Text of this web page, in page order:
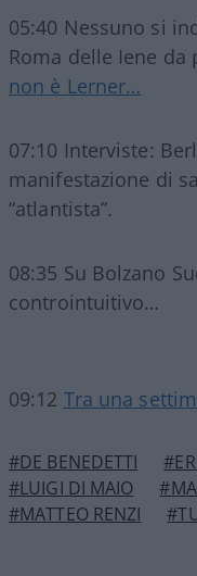
05:40 Nessuno si
Roma delle Iene
non è Lerner…
07:10 Interviste:
manifestazione di
“atlantista”.
08:35 Su Bolzano
controintuitivo…
09:12 Tra una
#DE BENEDETTI
#LUIGI DI MAIO
#MATTEO RENZI